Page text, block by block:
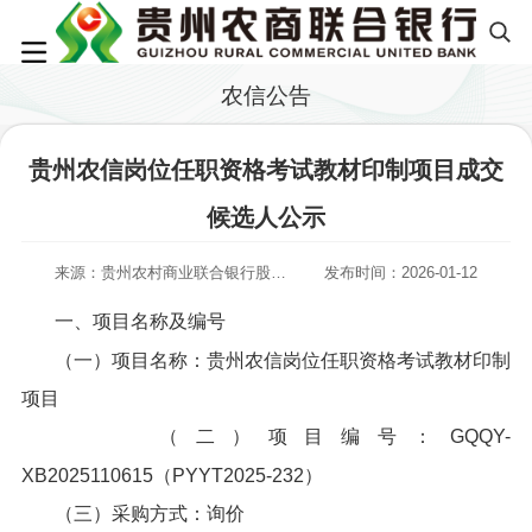
农信公告
贵州农信岗位任职资格考试教材印制项目成交
候选人公示
发布时间：2026-01-12
一、项目名称及编号
（一）项目名称：贵州农信岗位任职资格考试教材印制
项目
（二）项目编号：GQQY-
XB2025110615（PYYT2025-232）
（三）采购方式：询价